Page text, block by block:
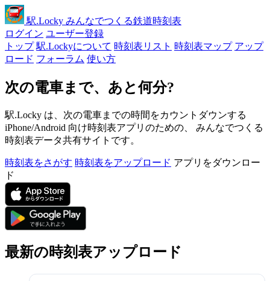
駅.Locky みんなでつくる鉄道時刻表
ログイン ユーザー登録
トップ 駅.Lockyについて 時刻表リスト 時刻表マップ アップ
ロード フォーラム 使い方
次の電車まで、あと何分?
駅.Locky は、次の電車までの時間をカウントダウンする
iPhone/Android 向け時刻表アプリのための、 みんなでつくる
時刻表データ共有サイトです。
時刻表をさがす 時刻表をアップロード アプリをダウンロー
ド
最新の時刻表アップロード